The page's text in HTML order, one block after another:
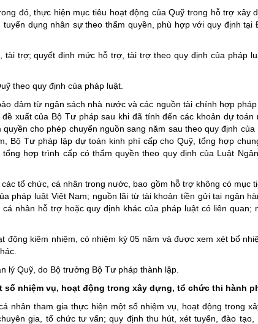
Bầu cử đại biểu Quốc hội
Đại hội Đảng các cấp
Người Việt Nam ưu tiên
Điểm báo
Phóng sự ảnh
đó, thực hiện mục tiêu hoạt động của Quỹ trong hỗ trợ xây
dụng nhân sự theo thẩm quyền, phù hợp với quy định tại
trợ; quyết định mức hỗ trợ, tài trợ theo quy định của pháp
theo quy định của pháp luật.
đảm từ ngân sách nhà nước và các nguồn tài chính hợp
xuất của Bộ Tư pháp sau khi đã tính đến các khoản dự toán
cho phép chuyển nguồn sang năm sau theo quy định của
Bộ Tư pháp lập dự toán kinh phí cấp cho Quỹ, tổng hợp
hợp trình cấp có thẩm quyền theo quy định của Luật
tổ chức, cá nhân trong nước, bao gồm hỗ trợ không có mục
pháp luật Việt Nam; nguồn lãi từ tài khoản tiền gửi tại ngân
nhân hỗ trợ hoặc quy định khác của pháp luật có liên quan;
động kiêm nhiệm, có nhiệm kỳ 05 năm và được xem xét bổ
lý Quỹ, do Bộ trưởng Bộ Tư pháp thành lập.
nhiệm vụ, hoạt động trong xây dựng, tổ chức thi hành
nhân tham gia thực hiện một số nhiệm vụ, hoạt động trong
gia, tổ chức tư vấn; quy định thu hút, xét tuyển, đào tạo,